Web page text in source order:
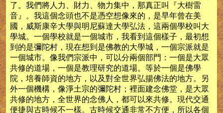
了。我們將人力、財力、物力集中，那真正叫『大樹雷
音』。我這個念頭也不是憑空想像來的，是早年曾在美
國，威斯康辛大學與明尼蘇達大學弘法，這兩個學校叫大
學城。一個學校就是一個城市，我看到這個樣子，最初想
到的是彌陀村，現在想到是佛教的大學城，一個宗派就是
一個城市。像我們宗派中，可以分兩個部門：一個是大眾
共修的道場，一個是教理研究的道場。等於一個是佛學
院，培養師資的地方，以及對全世界弘揚佛法的地方。另
外一個機構，像淨土宗的彌陀村；裡面建念佛堂，是大眾
共修的地方，全世界的念佛人，都可以來共修。現代交通
便捷與古時候不一樣。古時候交通非常不方便，所以各個